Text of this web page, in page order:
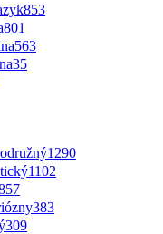
853
801
563
35
1290
1102
383
309